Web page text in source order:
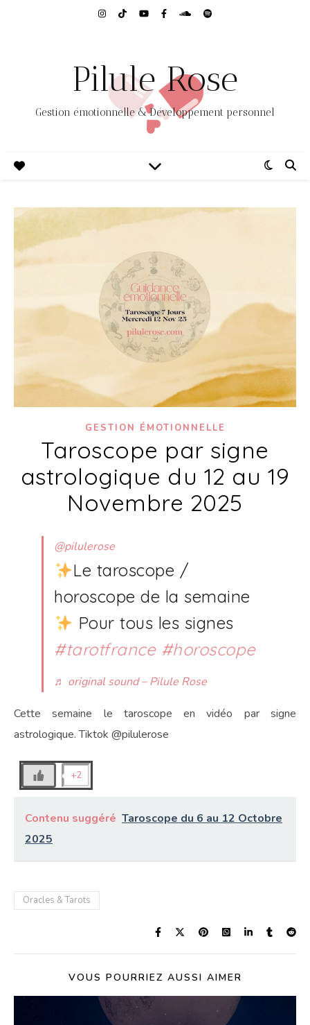
Pilule Rose
Gestion émotionnelle & Développement personnel
GESTION ÉMOTIONNELLE
Taroscope par signe
astrologique du 12 au 19
Novembre 2025
@pilulerose
Le taroscope /
horoscope de la semaine
Pour tous les signes
#tarotfrance #horoscope
♬ original sound – Pilule Rose
Cette semaine le taroscope en vidéo par signe
astrologique. Tiktok @pilulerose
+2
Contenu suggéré Taroscope du 6 au 12 Octobre
2025
Oracles & Tarots
VOUS POURRIEZ AUSSI AIMER